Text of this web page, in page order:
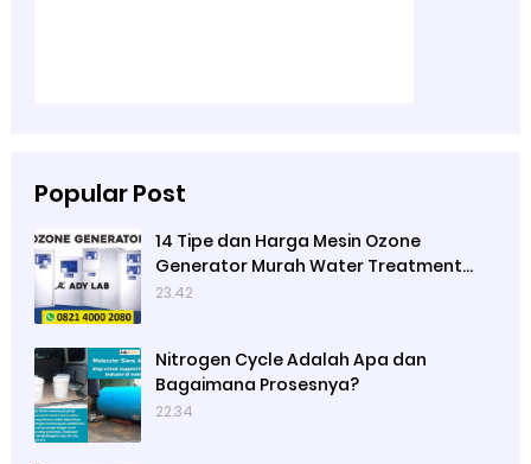
Popular Post
14 Tipe dan Harga Mesin Ozone
Generator Murah Water Treatment
merek Elitech | Ady Lab Jual Ozone
23.42
Nitrogen Cycle Adalah Apa dan
Bagaimana Prosesnya?
22.34